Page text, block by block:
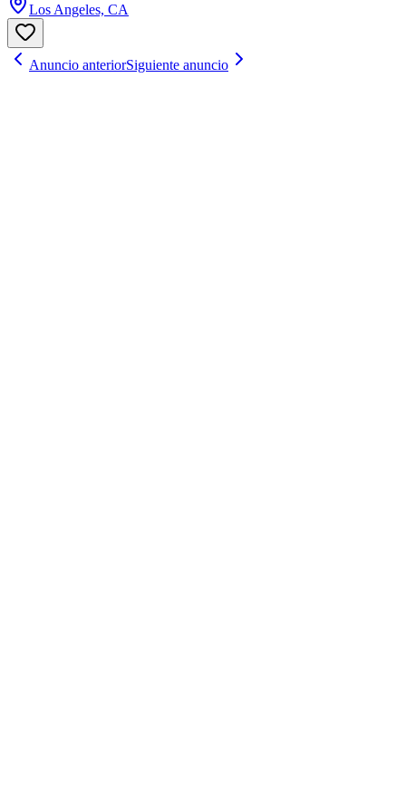
Los Angeles, CA
Anuncio anteriorSiguiente anuncio